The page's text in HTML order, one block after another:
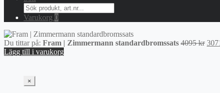
Search
for:
Varukorg 0
Du tittar på: Fram | Zimmermann standardbromssats 4095kr Det
Lägg till i varukorg
×